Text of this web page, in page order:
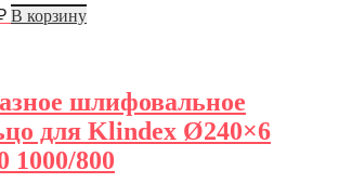
В корзину
шлифовальное
для Klindex Ø240×6
1000/800